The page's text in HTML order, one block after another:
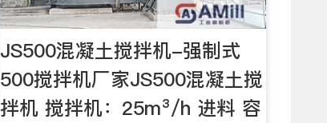
JS500混凝土搅拌机-强制式
500搅拌机厂家JS500混凝土搅
拌机 搅拌机：25m³/h 进料 容